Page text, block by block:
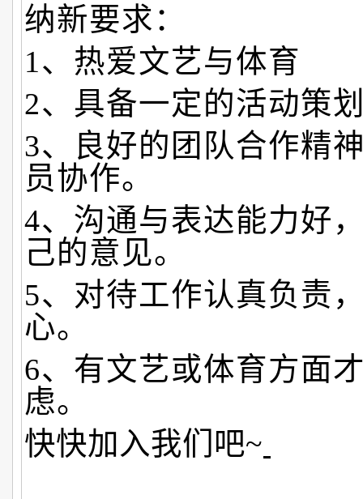
纳新要求：
1、热爱文艺与体育
2、具备一定的活动策
3、良好的团队合作精
员协作。
4、沟通与表达能力好
己的意见。
5、对待工作认真负责
心。
6、有文艺或体育方面
虑。
快快加入我们吧~